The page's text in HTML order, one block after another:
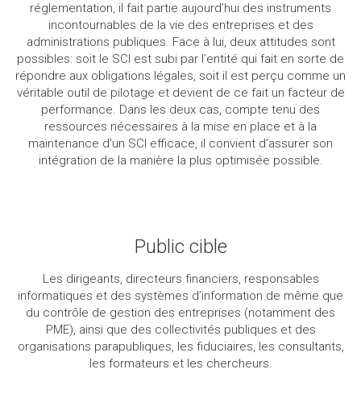
réglementation, il fait partie aujourd’hui des instruments
incontournables de la vie des entreprises et des
administrations publiques. Face à lui, deux attitudes sont
possibles: soit le SCI est subi par l’entité qui fait en sorte de
répondre aux obligations légales, soit il est perçu comme un
véritable outil de pilotage et devient de ce fait un facteur de
performance. Dans les deux cas, compte tenu des
ressources nécessaires à la mise en place et à la
maintenance d’un SCI efficace, il convient d’assurer son
intégration de la manière la plus optimisée possible.
Public cible
Les dirigeants, directeurs financiers, responsables
informatiques et des systèmes d’information de même que
du contrôle de gestion des entreprises (notamment des
PME), ainsi que des collectivités publiques et des
organisations parapubliques, les fiduciaires, les consultants,
les formateurs et les chercheurs.